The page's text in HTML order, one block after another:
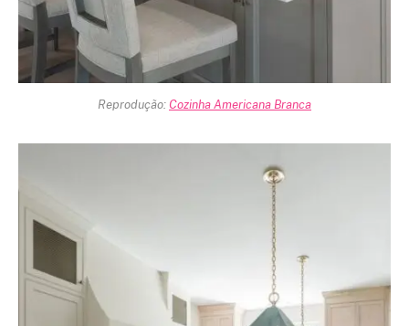
Reprodução: Cozinha Americana Branca